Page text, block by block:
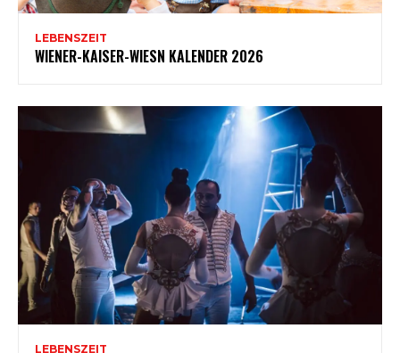
LEBENSZEIT
WIENER-KAISER-WIESN KALENDER 2026
LEBENSZEIT